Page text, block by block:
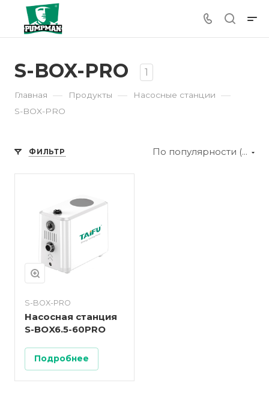
S-BOX-PRO 1
Главная — Продукты — Насосные станции —
S-BOX-PRO
ФИЛЬТР По популярности (убывание)
S-BOX-PRO
Насосная станция
S-BOX6.5-60PRO
Подробнее